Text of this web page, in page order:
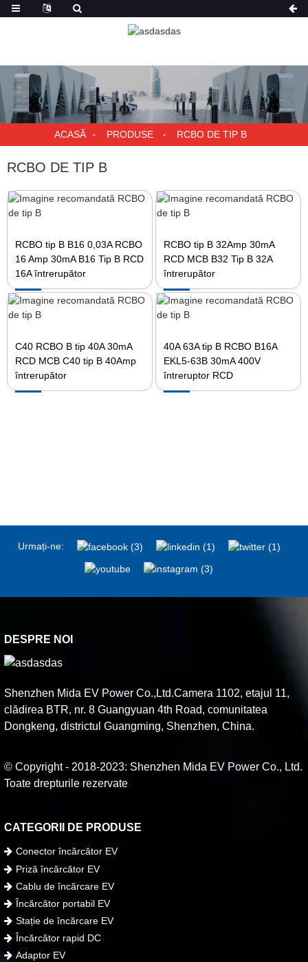
ACASĂ PRODUSE RCBO DE TIP B
RCBO DE TIP B
RCBO tip B B16 0,03A RCBO
16 Amp 30mA B16 Tip B RCD
16A întrerupător
RCBO tip B 32Amp 30mA
RCD MCB B32 Tip B 32A
întrerupător
C40 RCBO B tip 40A 30mA
RCD MCB C40 tip B 40Amp
întrerupător
40A 63A tip B RCBO B16A
EKL5-63B 30mA 400V
întreruptor RCD
Urmați-ne:
DESPRE NOI
Shenzhen Mida EV Power Co.,Ltd.Camera 1102, etajul 11,
clădirea BTR, nr. 8 Guangyuan 4th Road, comunitatea
Dongkeng, districtul Guangming, Shenzhen, China.
© Copyright - 2018-2023: Shenzhen Mida EV Power Co., Ltd.
Toate drepturile rezervate
CATEGORII DE PRODUSE
Conector încărcător EV
Priză încărcător EV
Cablu de încărcare EV
Încărcător portabil EV
Stație de încărcare EV
Încărcător rapid DC
Adaptor EV